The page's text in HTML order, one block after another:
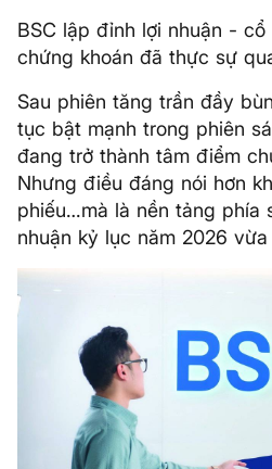
BSC lập đỉnh lợi nhuận -
chứng khoán đã thực sự
Sau phiên tăng trần đầy
tục bật mạnh trong phiên
đang trở thành tâm điểm
Nhưng điều đáng nói hơn
phiếu…mà là nền tảng phía
nhuận kỷ lục năm 2026